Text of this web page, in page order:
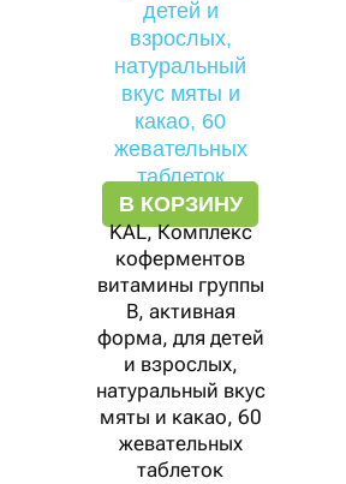
В КОРЗИНУ
KAL, Комплекс
коферментов
витамины группы
B, активная
форма, для детей
и взрослых,
натуральный вкус
мяты и какао, 60
жевательных
таблеток